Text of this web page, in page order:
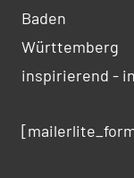
Baden
Württemberg
inspirierend -